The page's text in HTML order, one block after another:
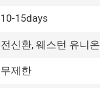
10-15days
전신환, 웨스턴 유니온
무제한